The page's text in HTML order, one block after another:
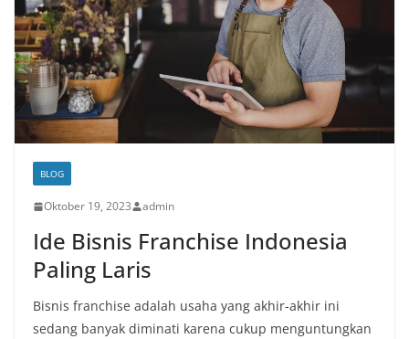
BLOG
Oktober 19, 2023 admin
Ide Bisnis Franchise Indonesia
Paling Laris
Bisnis franchise adalah usaha yang akhir-akhir ini
sedang banyak diminati karena cukup menguntungkan